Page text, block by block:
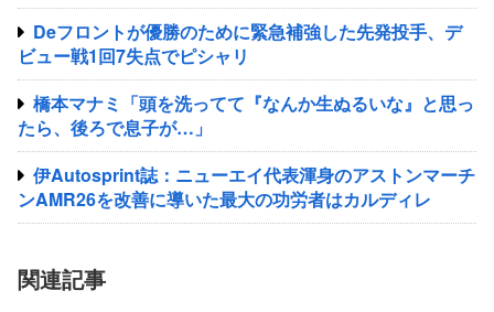
Deフロントが優勝のために緊急補強した先発投手、デ
ビュー戦1回7失点でピシャリ
橋本マナミ「頭を洗ってて『なんか生ぬるいな』と思っ
たら、後ろで息子が…」
伊Autosprint誌：ニューエイ代表渾身のアストンマーチ
ンAMR26を改善に導いた最大の功労者はカルディレ
関連記事